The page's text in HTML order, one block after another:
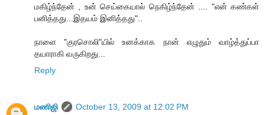
மகிழ்ந்தேன் , உன் செய்கையால் நெகிழ்ந்தேன் .... "என் க‌ண்க‌ள்
ப‌னித்த‌து...இத‌ய‌ம் இனித்த‌து"..
நாளை "குரசொலி"யில் உனக்காக நான் எழுதும் வாழ்த்துப்பா
தயாராகி வருகிறது...
Reply
மணிஜி
October 13, 2009 at 12:02 PM